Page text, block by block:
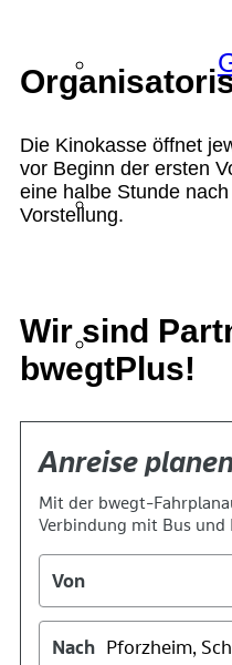
Die Kinokasse öffnet
vor Beginn der ersten
eine halbe Stunde
Vorstellung.
Wir sind
bwegtPlus!